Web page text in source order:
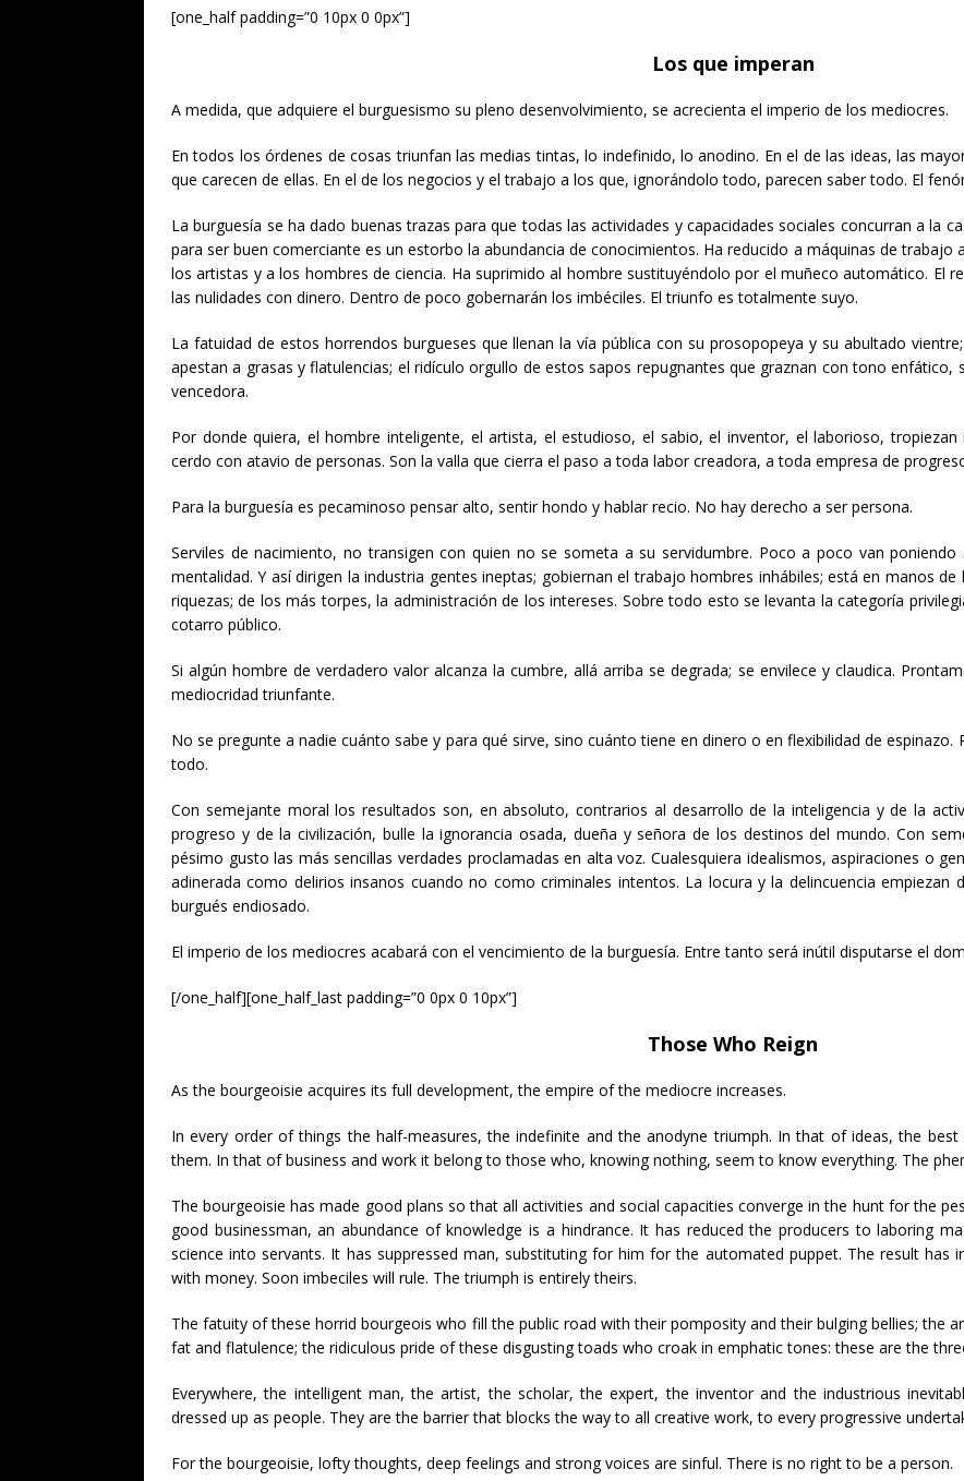
[one_half padding=”0 10px 0 0px”]
Los que imperan
A medida, que adquiere el burguesismo su pleno desenvolvimiento, se acrecienta el imperio de los mediocres.
En todos los órdenes de cosas triunfan las medias tintas, lo indefinido, lo anodino. En el de las ideas, las
que carecen de ellas. En el de los negocios y el trabajo a los que, ignorándolo todo, parecen saber todo. El
La burguesía se ha dado buenas trazas para que todas las actividades y capacidades sociales concurran a la
para ser buen comerciante es un estorbo la abundancia de conocimientos. Ha reducido a máquinas de trabajo
los artistas y a los hombres de ciencia. Ha suprimido al hombre sustituyéndolo por el muñeco automático. El
las nulidades con dinero. Dentro de poco gobernarán los imbéciles. El triunfo es totalmente suyo.
La fatuidad de estos horrendos burgueses que llenan la vía pública con su prosopopeya y su abultado
apestan a grasas y flatulencias; el ridículo orgullo de estos sapos repugnantes que graznan con tono
vencedora.
Por donde quiera, el hombre inteligente, el artista, el estudioso, el sabio, el inventor, el laborioso,
cerdo con atavio de personas. Son la valla que cierra el paso a toda labor creadora, a toda empresa de
Para la burguesía es pecaminoso pensar alto, sentir hondo y hablar recio. No hay derecho a ser persona.
Serviles de nacimiento, no transigen con quien no se someta a su servidumbre. Poco a poco van
mentalidad. Y así dirigen la industria gentes ineptas; gobiernan el trabajo hombres inhábiles; está en manos
riquezas; de los más torpes, la administración de los intereses. Sobre todo esto se levanta la categoría
cotarro público.
Si algún hombre de verdadero valor alcanza la cumbre, allá arriba se degrada; se envilece y claudica.
mediocridad triunfante.
No se pregunte a nadie cuánto sabe y para qué sirve, sino cuánto tiene en dinero o en flexibilidad de
todo.
Con semejante moral los resultados son, en absoluto, contrarios al desarrollo de la inteligencia y de la
progreso y de la civilización, bulle la ignorancia osada, dueña y señora de los destinos del mundo. Con
pésimo gusto las más sencillas verdades proclamadas en alta voz. Cualesquiera idealismos, aspiraciones o
adinerada como delirios insanos cuando no como criminales intentos. La locura y la delincuencia empiezan
burgués endiosado.
El imperio de los mediocres acabará con el vencimiento de la burguesía. Entre tanto será inútil disputarse el
[/one_half][one_half_last padding=”0 0px 0 10px”]
Those Who Reign
As the bourgeoisie acquires its full development, the empire of the mediocre increases.
In every order of things the half-measures, the indefinite and the anodyne triumph. In that of ideas, the
them. In that of business and work it belong to those who, knowing nothing, seem to know everything. The
The bourgeoisie has made good plans so that all activities and social capacities converge in the hunt for the
good businessman, an abundance of knowledge is a hindrance. It has reduced the producers to laboring
science into servants. It has suppressed man, substituting for him for the automated puppet. The result has
with money. Soon imbeciles will rule. The triumph is entirely theirs.
The fatuity of these horrid bourgeois who fill the public road with their pomposity and their bulging bellies; the
fat and flatulence; the ridiculous pride of these disgusting toads who croak in emphatic tones: these are the
Everywhere, the intelligent man, the artist, the scholar, the expert, the inventor and the industrious
dressed up as people. They are the barrier that blocks the way to all creative work, to every progressive
For the bourgeoisie, lofty thoughts, deep feelings and strong voices are sinful. There is no right to be a person.